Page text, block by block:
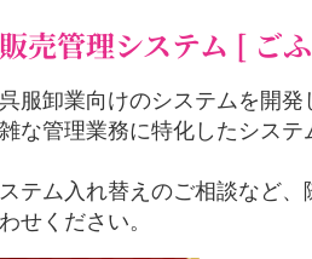
売管理システム [ ご
服卸業向けのシステムを開発
な管理業務に特化したシス
テム入れ替えのご相談など、
せください。